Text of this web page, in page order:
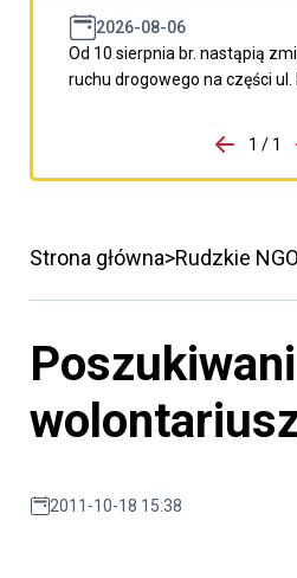
2026-08-06
Od 10 sierpnia br. nastąpią
ruchu drogowego na części ul.
porzpedniego komunikatu
1 / 1
Strona główna Rudzkie NGO
Poszukiwani
2011-10-18 15:38